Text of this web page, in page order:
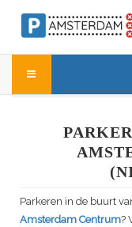
Parkeren in de buurt
Amsterdam Centrum?